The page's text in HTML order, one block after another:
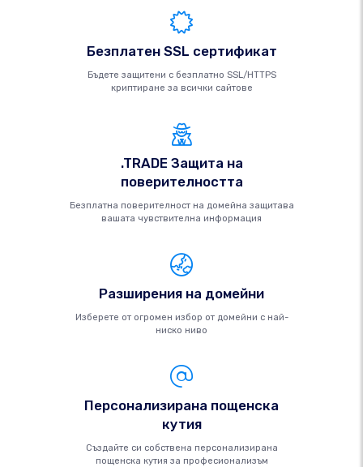
Безплатен SSL сертификат
Бъдете защитени с безплатно SSL/HTTPS
криптиране за всички сайтове
.TRADE Защита на
поверителността
Безплатна поверителност на домейна защитава
вашата чувствителна информация
Разширения на домейни
Изберете от огромен избор от домейни с най-
ниско ниво
Персонализирана пощенска
кутия
Създайте си собствена персонализирана
пощенска кутия за професионализъм